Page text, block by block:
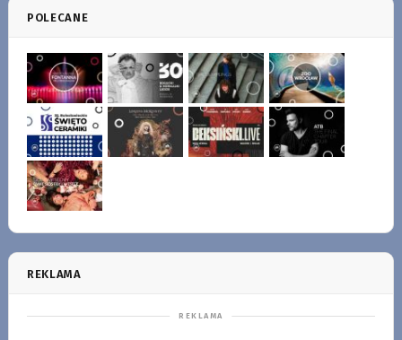
POLECANE
REKLAMA